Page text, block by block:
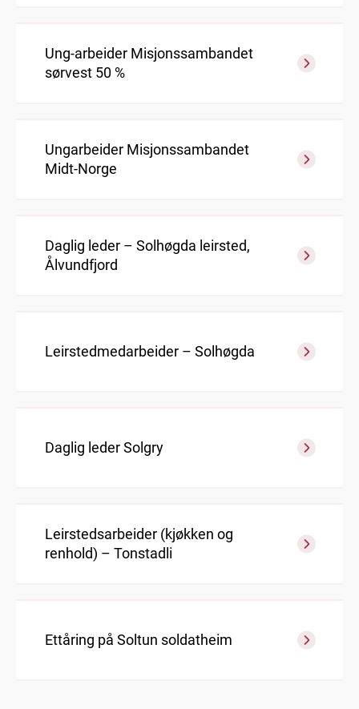
Ung-arbeider Misjonssambandet
sørvest 50 %
Ungarbeider Misjonssambandet
Midt-Norge
Daglig leder – Solhøgda leirsted,
Ålvundfjord
Leirstedmedarbeider – Solhøgda
Daglig leder Solgry
Leirstedsarbeider (kjøkken og
renhold) – Tonstadli
Ettåring på Soltun soldatheim